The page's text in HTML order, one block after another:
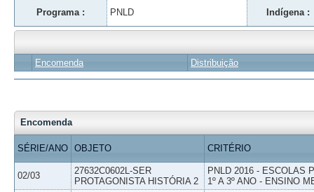
Programa : PNLD Indígena :
Encomenda Distribuição
Encomenda
SÉRIE/ANO OBJETO CRITÉRIO
02/03
27632C0602L-SER
PROTAGONISTA HISTÓRIA 2
PNLD 2016 - ESCOLAS
1º A 3º ANO - ENSINO